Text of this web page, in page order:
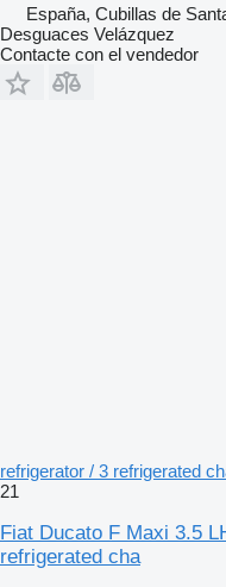
España, Cubillas de
Desguaces Velázquez
Contacte con el vendedor
refrigerator / 3 refrigerated
21
Fiat Ducato F Maxi 3.5
refrigerated cha